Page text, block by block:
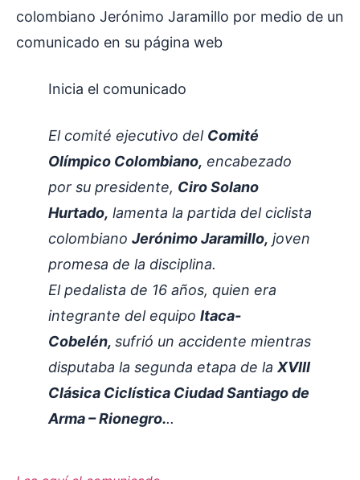
colombiano Jerónimo Jaramillo por medio de un
comunicado en su página web
Inicia el comunicado
El comité ejecutivo del Comité
Olímpico Colombiano, encabezado
por su presidente, Ciro Solano
Hurtado, lamenta la partida del ciclista
colombiano Jerónimo Jaramillo, joven
promesa de la disciplina.
El pedalista de 16 años, quien era
integrante del equipo Itaca-
Cobelén, sufrió un accidente mientras
disputaba la segunda etapa de la XVIII
Clásica Ciclística Ciudad Santiago de
Arma – Rionegro...